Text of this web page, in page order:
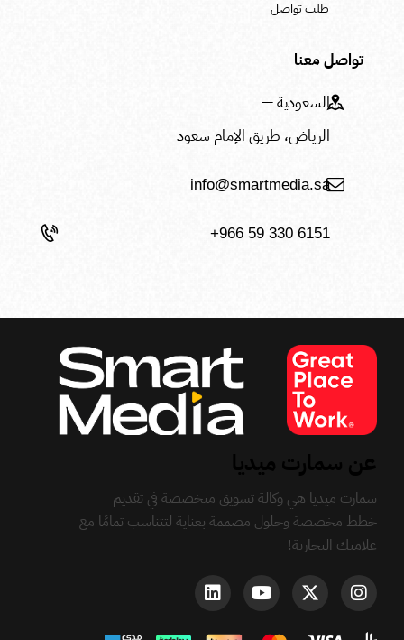
تواصل معنا
السعودية —
الرياض، طريق الإمام سعود
info@smartmedia.sa
+966 59 330 6151
سمارت ميديا هي وكالة تسويق متخصصة في تقديم
خطط مخصصة وحلول مصممة بعناية لتتناسب تمامًا مع
علامتك التجارية!